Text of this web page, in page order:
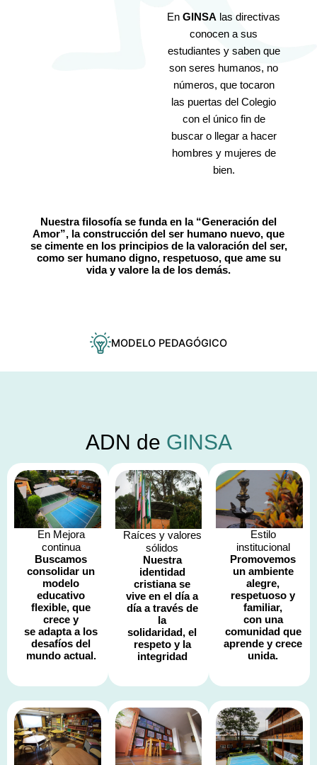
MODELO PEDAGÓGICO
En GINSA las directivas
conocen a sus
estudiantes y saben que
son seres humanos, no
números, que tocaron
las puertas del Colegio
con el único fin de
buscar o llegar a hacer
hombres y mujeres de
bien.
Nuestra filosofía se funda en la “Generación del
Amor”, la construcción del ser humano nuevo, que
se cimenteen los principios de la valoración del ser,
como ser humano digno, respetuoso, que ame su
vida y valore la de los demás.
ADN de GINSA
En Mejora
continua
Buscamos
consolidar un
modelo
educativo
flexible, que
crece y
se adapta a los
desafíos del
mundo actual.
Raíces y valores
sólidos
Nuestra
identidad
cristiana se
vive en el día a
día a través de
la
solidaridad, el
respeto y la
integridad
Estilo
institucional
Promovemos
un ambiente
alegre,
respetuoso y
familiar,
con una
comunidad que
aprende y crece
unida.